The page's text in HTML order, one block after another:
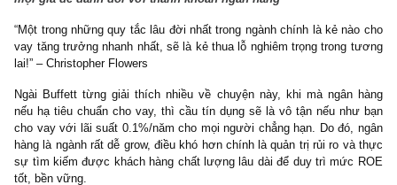
nhuận ngắn hạn.
Hãy thử nghĩ lại xem, liệu ngành investment cũng có gì khác
những con sóng bull market ấy chứ?
Tất cả thứ gì có mặt, có sự tham gia của loài người, thì
chúng tôi vẫn còn bi quan về bẫy tâm lý trên chưa bao giờ
quyết. Họa chăng chỉ có số ít người thực sự hiểu bản chất yếu
loài người của chính họ: tự tu tâm dưỡng tính, rèn luyện kỷ
có thể tránh được ngu ngốc trong boom times, tránh được sai